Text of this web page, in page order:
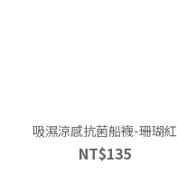
吸濕涼感抗菌船襪-珊瑚紅
NT$135